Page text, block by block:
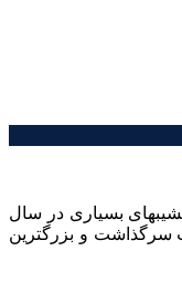
بسیاری در سال
سرگذاشت و بزرگترین